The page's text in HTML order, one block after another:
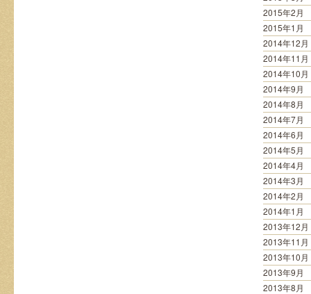
2015年2月
2015年1月
2014年12月
2014年11月
2014年10月
2014年9月
2014年8月
2014年7月
2014年6月
2014年5月
2014年4月
2014年3月
2014年2月
2014年1月
2013年12月
2013年11月
2013年10月
2013年9月
2013年8月